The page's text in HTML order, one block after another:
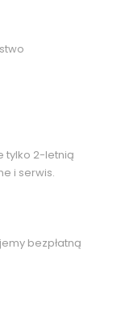
tylko 2-letnią
i serwis.
bezpłatną